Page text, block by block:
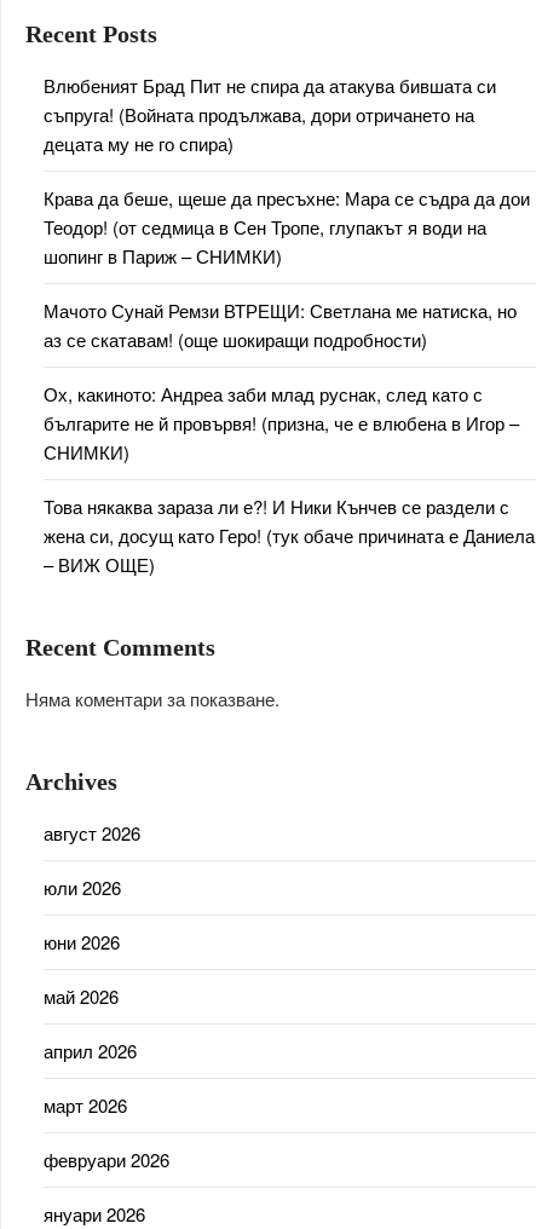
Recent Posts
Влюбеният Брад Пит не спира да атакува бившата си
съпруга! (Войната продължава, дори отричането на
децата му не го спира)
Крава да беше, щеше да пресъхне: Мара се съдра да дои
Теодор! (от седмица в Сен Тропе, глупакът я води на
шопинг в Париж – СНИМКИ)
Мачото Сунай Ремзи ВТРЕЩИ: Светлана ме натиска, но
аз се скатавам! (още шокиращи подробности)
Ох, какиното: Андреа заби млад руснак, след като с
българите не й провървя! (призна, че е влюбена в Игор –
СНИМКИ)
Това някаква зараза ли е?! И Ники Кънчев се раздели с
жена си, досущ като Геро! (тук обаче причината е Даниела
– ВИЖ ОЩЕ)
Recent Comments
Няма коментари за показване.
Archives
август 2026
юли 2026
юни 2026
май 2026
април 2026
март 2026
февруари 2026
януари 2026